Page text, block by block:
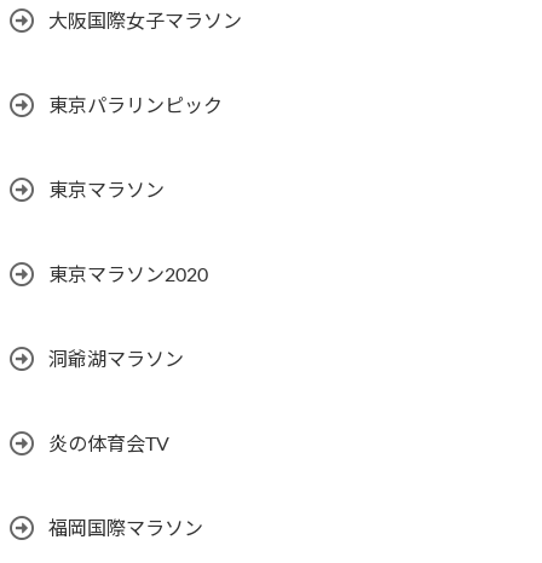
大阪国際女子マラソン
東京パラリンピック
東京マラソン
東京マラソン2020
洞爺湖マラソン
炎の体育会TV
福岡国際マラソン